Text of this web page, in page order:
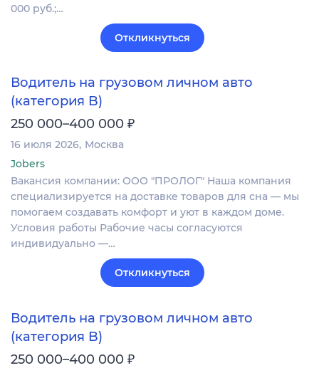
000 руб.;…
Откликнуться
Водитель на грузовом личном авто
(категория B)
250 000–400 000 ₽
16 июля 2026 Москва
Jobers
Вакансия компании: ООО "ПРОЛОГ" Наша компания
специализируется на доставке товаров для сна — мы
помогаем создавать комфорт и уют в каждом доме.
Условия работы Рабочие часы согласуются
индивидуально —…
Откликнуться
Водитель на грузовом личном авто
(категория B)
250 000–400 000 ₽